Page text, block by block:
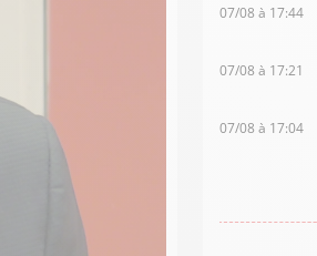
07/08 à 17:44
07/08 à 17:21
07/08 à 17:04